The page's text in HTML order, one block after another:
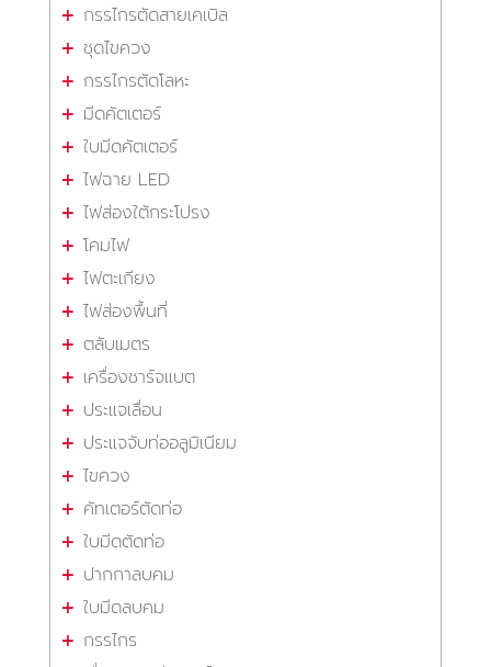
กรรไกรตัดสายเคเบิล
ชุดไขควง
กรรไกรตัดโลหะ
มีดคัตเตอร์
ใบมีดคัตเตอร์
ไฟฉาย LED
ไฟส่องใต้กระโปรง
โคมไฟ
ไฟตะเกียง
ไฟส่องพื้นที่
ตลับเมตร
เครื่องชาร์จแบต
ประแจเลื่อน
ประแจจับท่ออลูมิเนียม
ไขควง
คัทเตอร์ตัดท่อ
ใบมีดตัดท่อ
ปากกาลบคม
ใบมีดลบคม
กรรไกร